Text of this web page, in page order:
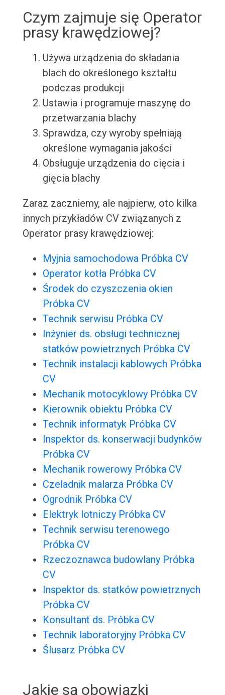
Czym zajmuje się Operator
prasy krawędziowej?
Używa urządzenia do składania
blach do określonego kształtu
podczas produkcji
Ustawia i programuje maszynę do
przetwarzania blachy
Sprawdza, czy wyroby spełniają
określone wymagania jakości
Obsługuje urządzenia do cięcia i
gięcia blachy
Zaraz zaczniemy, ale najpierw, oto kilka
innych przykładów CV związanych z
Operator prasy krawędziowej:
Myjnia samochodowa Próbka CV
Operator kotła Próbka CV
Środek do czyszczenia okien
Próbka CV
Technik serwisu Próbka CV
Inżynier ds. obsługi technicznej
statków powietrznych Próbka CV
Technik instalacji kablowych Próbka
CV
Mechanik motocyklowy Próbka CV
Kierownik obiektu Próbka CV
Technik informatyk Próbka CV
Inspektor ds. konserwacji budynków
Próbka CV
Mechanik rowerowy Próbka CV
Czeladnik malarza Próbka CV
Ogrodnik Próbka CV
Elektryk lotniczy Próbka CV
Technik serwisu terenowego
Próbka CV
Rzeczoznawca budowlany Próbka
CV
Inspektor ds. statków powietrznych
Próbka CV
Konsultant ds. Próbka CV
Technik laboratoryjny Próbka CV
Ślusarz Próbka CV
Jakie są obowiązki